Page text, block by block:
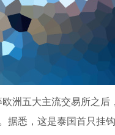
洲五大主流交易所之后
悉，这是泰国首只挂